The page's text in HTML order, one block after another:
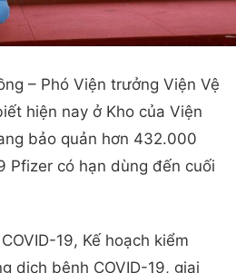
– Phó Viện trưởng Viện Vệ
hiện nay ở Kho của Viện
bảo quản hơn 432.000
Pfizer có hạn dùng đến cuối
19, Kế hoạch kiểm
dịch bệnh COVID-19, giai